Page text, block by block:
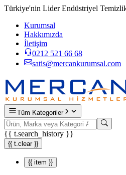
Türkiye'nin Lider Endüstriyel
Kurumsal
Hakkımızda
İletişim
0212 521 66 68
satis@mercankurumsal.com
Tüm Kategoriler
{{ t.search_history }}
{{ t.clear }}
{{ item }}